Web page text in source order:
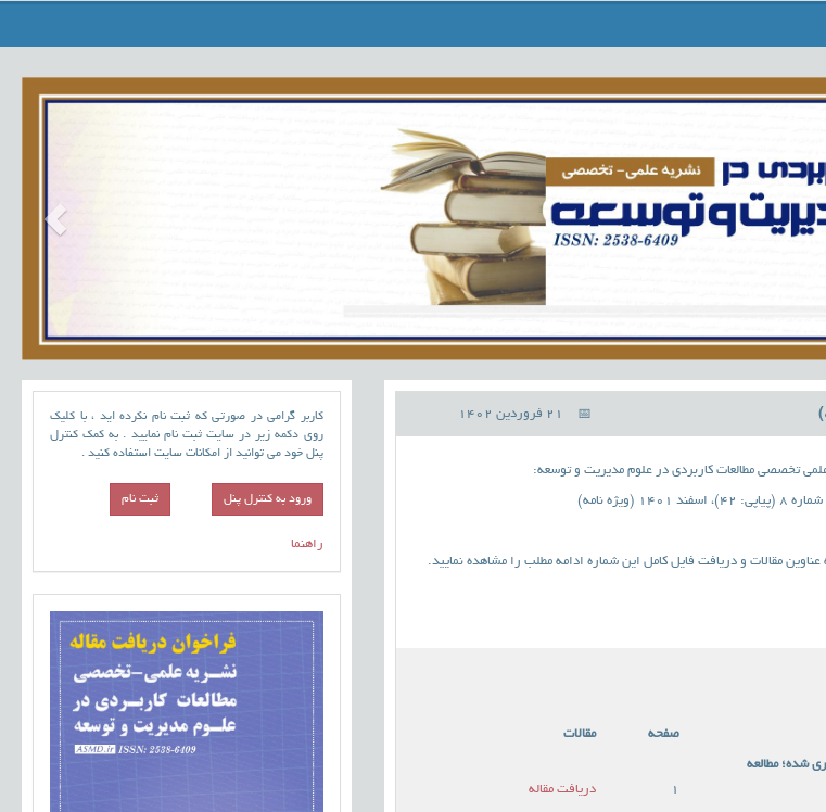
علمی تخصصی مطالعات کاربردی در علوم مدیریت و توسعه:
1401 (ویژه نامه)
عناوین مقالات و دریافت فایل کامل این شماره ادامه مطلب را مشاهده نمایید.
صفحه مقالات
شده؛ مطالعه
1
دریافت مقاله
کاربر گرامی در صورتی که ثبت نام نکرده اید ، با کلیک
روی دکمه زیر در سایت ثبت نام نمایید . به کمک کنترل
پنل خود می توانید از امکانات سایت استفاده کنید .
ورود به کنترل پنل
راهنما